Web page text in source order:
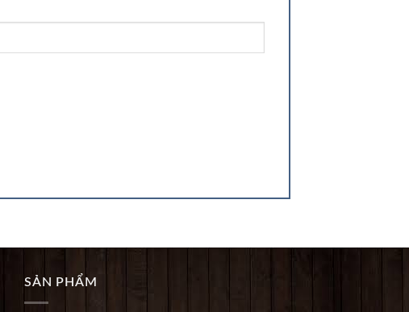
SẢN PHẨM